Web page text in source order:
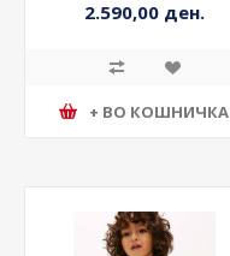
2.590,00 ден.
+ ВО КОШНИЧКА